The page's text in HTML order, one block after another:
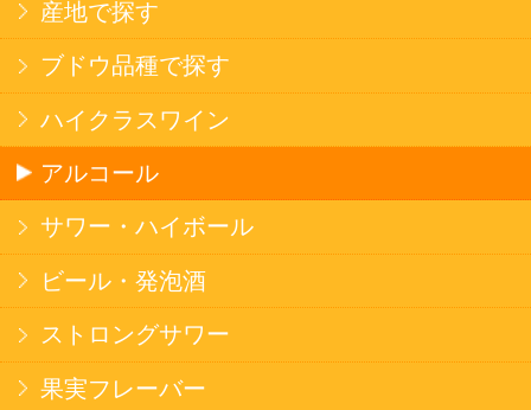
炭酸飲料
スポーツドリンク
京極の名水
ゼリー飲料
果実フレーバー
コカ・コーラ北海道限定商品
インスタント麺
ラーメン
そばうどん
焼そば